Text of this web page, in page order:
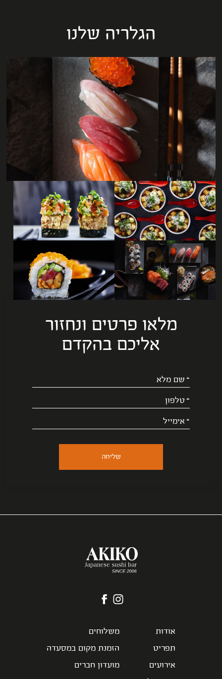
הגלריה שלנו
לפתיחת
התמונה
בגדול
-
לפתיחת
התמונה
בגדול
-
לפתיחת
התמונה
בגדול
-
לפתיחת
התמונה
בגדול
-
לפתיחת
התמונה
בגדול
-
מלאו פרטים ונחזור
אליכם בהקדם
אנא
מלאו
את
טופס
אודות
תפריט
אירועים
משלוחים
הזמנת מקום במסעדה
מועדון חברים
אקיקו
באינסטגרם
לעמוד
-
אתר